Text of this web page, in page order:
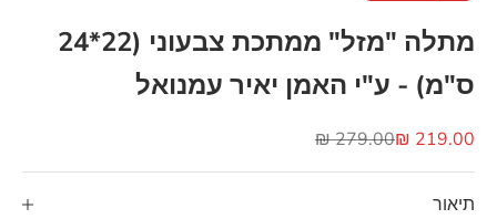
מתלה "מזל" ממתכת צבעוני (22*24
ס"מ) - ע"י האמן יאיר עמנואל
מחיר מבצע
219.00 ₪ מחיר רגיל
279.00 ₪
תיאור